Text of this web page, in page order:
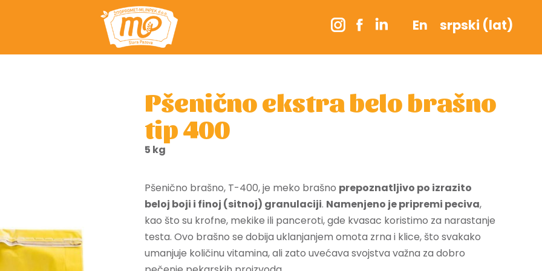
Instagram
new
window
Facebook
new
window
Linkedin
new
window
En srpski (lat)
Pšenično ekstra belo brašno
tip 400
5 kg
Pšenično brašno, T-400, je meko brašno prepoznatljivo po izrazito
beloj boji i finoj (sitnoj) granulaciji. Namenjeno je pripremi peciva,
kao što su krofne, mekike ili panceroti, gde kvasac koristimo za narastanje
testa. Ovo brašno se dobija uklanjanjem omota zrna i klice, što svakako
umanjuje količinu vitamina, ali zato uvećava svojstva važna za dobro